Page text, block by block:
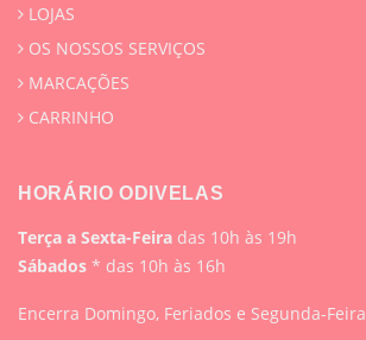
LOJAS
OS NOSSOS SERVIÇOS
MARCAÇÕES
CARRINHO
HORÁRIO ODIVELAS
Terça a Sexta-Feira das 10h às 19h
Sábados * das 10h às 16h
Encerra Domingo, Feriados e Segunda-Feira